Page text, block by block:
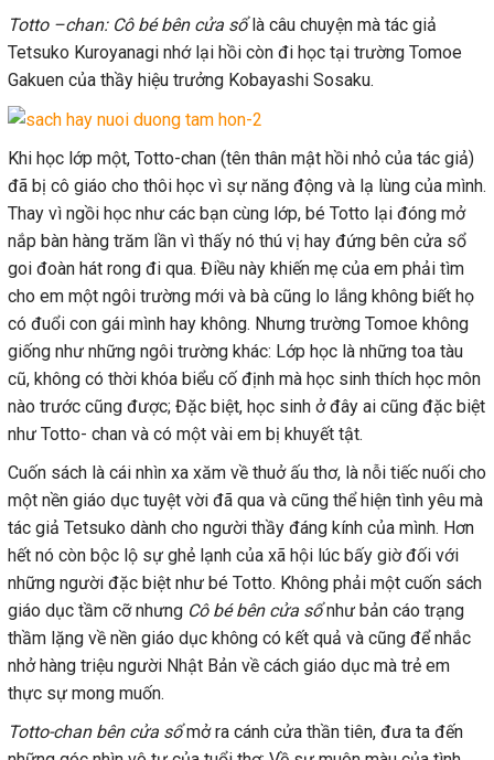
Totto –chan: Cô bé bên cửa sổlà câu chuyện mà tác giả
Tetsuko Kuroyanagi nhớ lại hồi còn đi học tại trường Tomoe
Gakuen của thầy hiệu trưởng Kobayashi Sosaku.
Khi học lớp một, Totto-chan (tên thân mật hồi nhỏ của tác giả)
đã bị cô giáo cho thôi học vì sự năng động và lạ lùng của mình.
Thay vì ngồi học như các bạn cùng lớp, bé Totto lại đóng mở
nắp bàn hàng trăm lần vì thấy nó thú vị hay đứng bên cửa sổ
goi đoàn hát rong đi qua. Điều này khiến mẹ của em phải tìm
cho em một ngôi trường mới và bà cũng lo lắng không biết họ
có đuổi con gái mình hay không. Nhưng trường Tomoe không
giống như những ngôi trường khác: Lớp học là những toa tàu
cũ, không có thời khóa biểu cố định mà học sinh thích học môn
nào trước cũng được; Đặc biệt, học sinh ở đây ai cũng đặc biệt
như Totto- chan và có một vài em bị khuyết tật.
Cuốn sách là cái nhìn xa xăm về thuở ấu thơ, là nỗi tiếc nuối cho
một nền giáo dục tuyệt vời đã qua và cũng thể hiện tình yêu mà
tác giả Tetsuko dành cho người thầy đáng kính của mình. Hơn
hết nó còn bộc lộ sự ghẻ lạnh của xã hội lúc bấy giờ đối với
những người đặc biệt như bé Totto. Không phải một cuốn sách
giáo dục tầm cỡ nhưng Cô bé bên cửa sổnhư bản cáo trạng
thầm lặng về nền giáo dục không có kết quả và cũng để nhắc
nhở hàng triệu người Nhật Bản về cách giáo dục mà trẻ em
thực sự mong muốn.
Totto-chan bên cửa sổmở ra cánh cửa thần tiên, đưa ta đến